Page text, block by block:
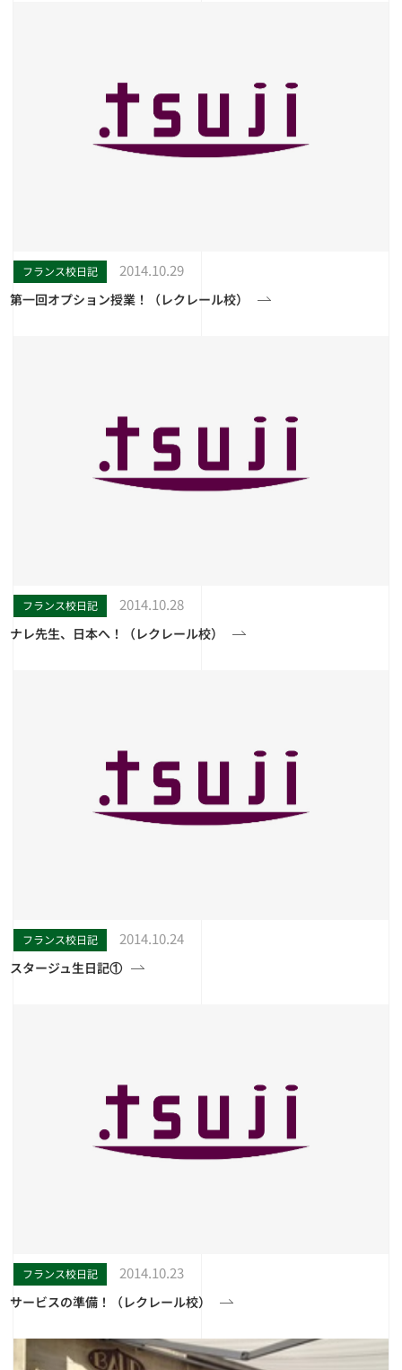
フランス校日記 2014.10.29
第一回オプション授業！（レクレール校）
フランス校日記 2014.10.28
ナレ先生、日本へ！（レクレール校）
フランス校日記 2014.10.24
スタージュ生日記①
フランス校日記 2014.10.23
サービスの準備！（レクレール校）